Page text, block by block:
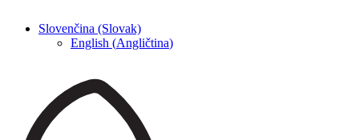
Slovenčina (Slovak)
English (Angličtina)